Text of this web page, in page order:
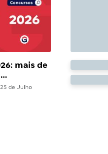
mais de
25 de Julho